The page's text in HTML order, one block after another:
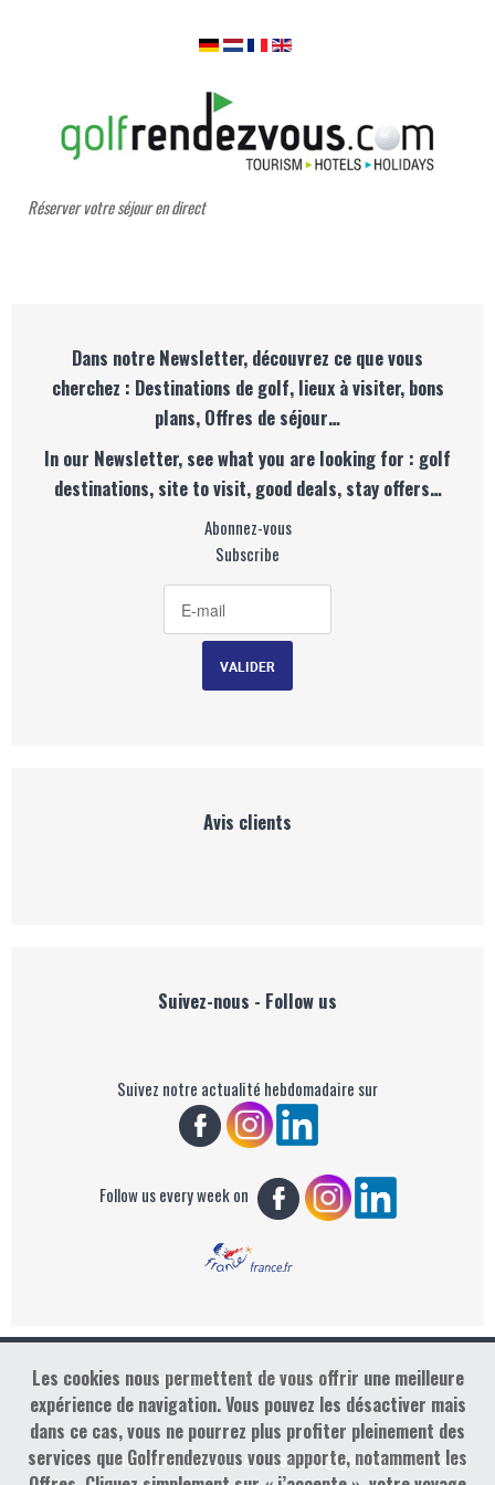
Réserver votre séjour en direct
Dans notre Newsletter, découvrez ce que vous
cherchez : Destinations de golf, lieux à visiter, bons
plans, Offres de séjour…
In our Newsletter, see what you are looking for : golf
destinations, site to visit, good deals, stay offers…
Abonnez-vous
Subscribe
Avis clients
Suivez-nous - Follow us
Suivez notre actualité hebdomadaire sur
Follow us every week on
Copyright : Golf Rendez-vous
Mentions légales &
contact@golfrendezvous.com
Les cookies nous permettent de vous offrir une meilleure
expérience de navigation. Vous pouvez les désactiver mais
dans ce cas, vous ne pourrez plus profiter pleinement des
services que Golfrendezvous vous apporte, notamment les